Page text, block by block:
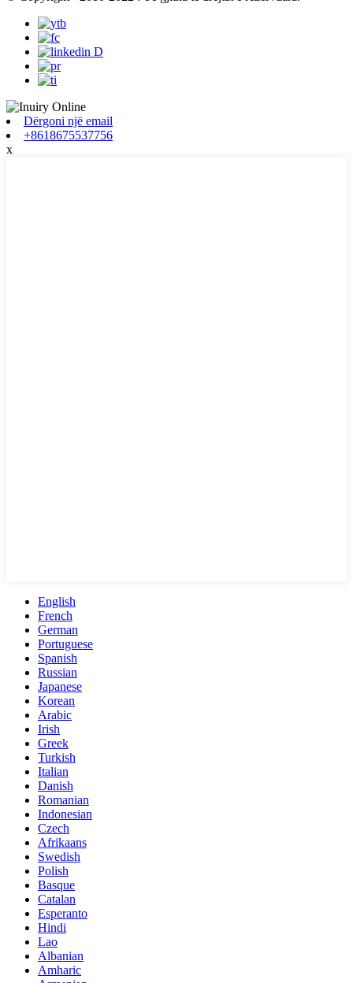
Dërgoni një email
+8618675537756
x
English
French
German
Portuguese
Spanish
Russian
Japanese
Korean
Arabic
Irish
Greek
Turkish
Italian
Danish
Romanian
Indonesian
Czech
Afrikaans
Swedish
Polish
Basque
Catalan
Esperanto
Hindi
Lao
Albanian
Amharic